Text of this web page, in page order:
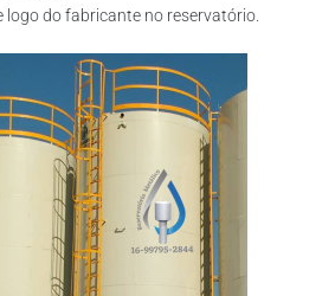
logo do fabricante no reservatório.